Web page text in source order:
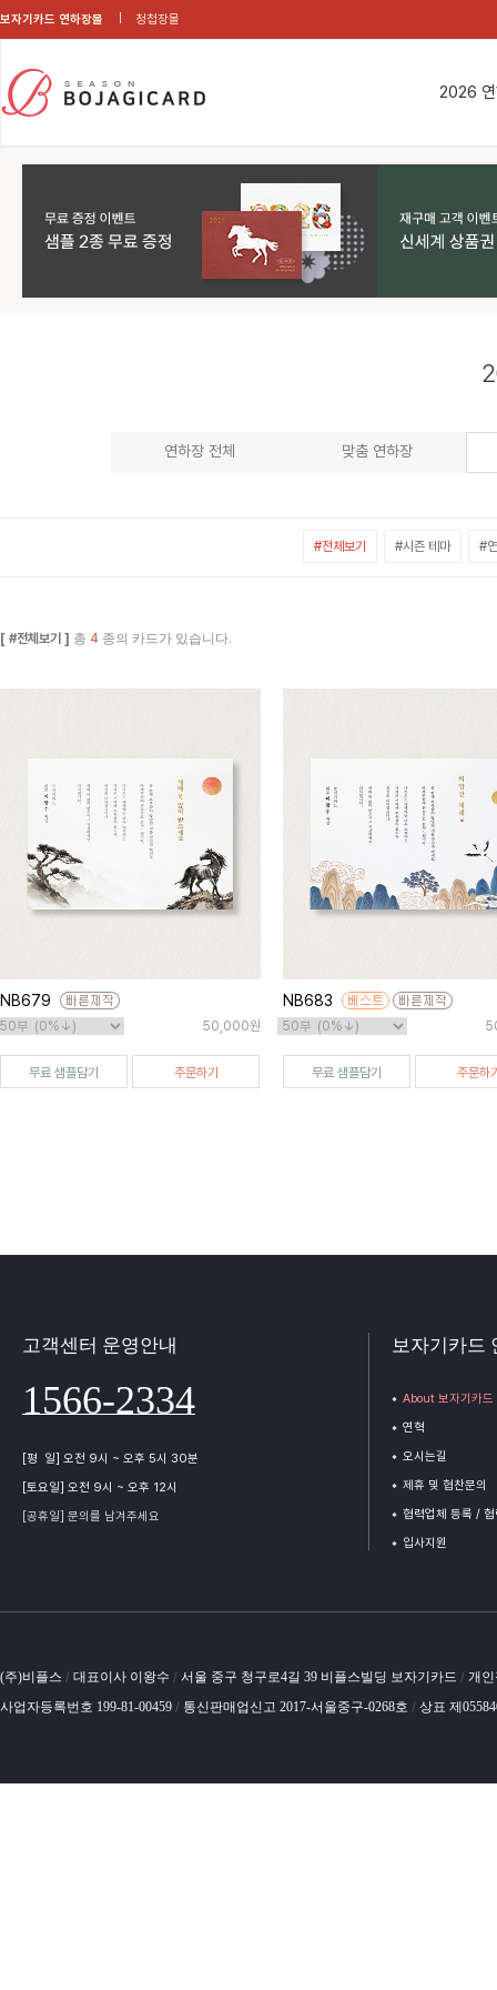
보자기카드 연하장몰 청첩장몰
2026
연하장 전체 맞춤 연하장
#전체보기 #시즌 테마 #
[ #전체보기 ] 총 4 종의 카드가 있습니다.
NB679
50,000원
무료 샘플담기 주문하기
NB683
무료 샘플담기 주문하
고객센터 운영안내
1566-2334
[평 일] 오전 9시 ~ 오후 5시 30분
[토요일] 오전 9시 ~ 오후 12시
[공휴일] 문의를 남겨주세요
보자기카드
About 보자기카드
연혁
오시는길
제휴 및 협찬문의
협력업체 등록 /
입사지원
(주)비플스 / 대표이사 이왕수 / 서울 중구 청구로4길 39 비플스빌딩 보자기카드 / 개
사업자등록번호 199-81-00459 / 통신판매업신고 2017-서울중구-0268호 / 상표 제